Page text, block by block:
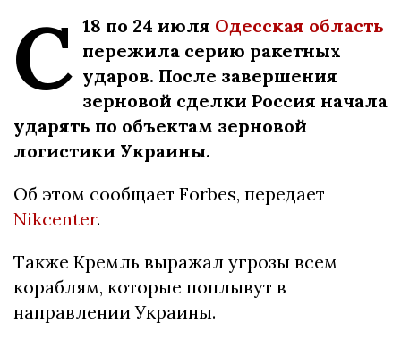
С 18 по 24 июля Одесская область
пережила серию ракетных
ударов. После завершения
зерновой сделки Россия начала
ударять по объектам зерновой
логистики Украины.
Об этом сообщает Forbes, передает
Nikcenter.
Также Кремль выражал угрозы всем
кораблям, которые поплывут в
направлении Украины.